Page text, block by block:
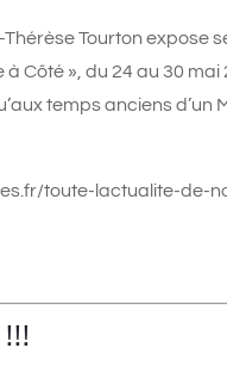
Tourton expose
Côté », du 24 au 30
temps anciens
toute-lactualite-de-